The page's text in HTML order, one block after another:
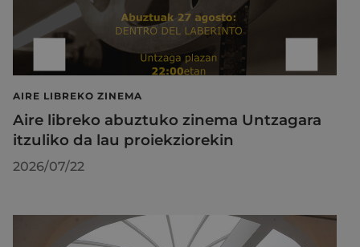
AIRE LIBREKO ZINEMA
Aire libreko abuztuko zinema Untzagara
itzuliko da lau proiekziorekin
2026/07/22